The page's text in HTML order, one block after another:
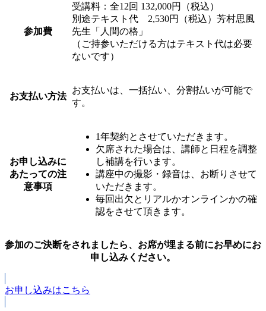
参加費
受講料：全12回 132,000円（税込）
別途テキスト代 2,530円（税込）芳村思風
先生「人間の格」
（ご持参いただける方はテキスト代は必要
ないです）
お支払い方法
お支払いは、一括払い、分割払いが可能で
す。
お申し込みに
あたっての注
意事項
1年契約とさせていただきます。
欠席された場合は、講師と日程を調整
し補講を行います。
講座中の撮影・録音は、お断りさせて
いただきます。
毎回出欠とリアルかオンラインかの確
認をさせて頂きます。
参加のご決断をされましたら、お席が埋まる前にお早めにお
申し込みください。
お申し込みはこちら